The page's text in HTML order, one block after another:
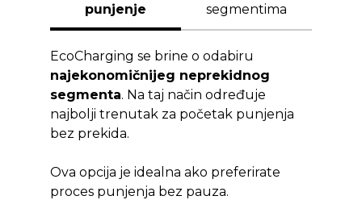
punjenje
segmentima
EcoCharging se brine o odabiru
najekonomičnijeg neprekidnog
segmenta. Na taj način određuje
najbolji trenutak za početak punjenja
bez prekida.
Ova opcija je idealna ako preferirate
proces punjenja bez pauza.